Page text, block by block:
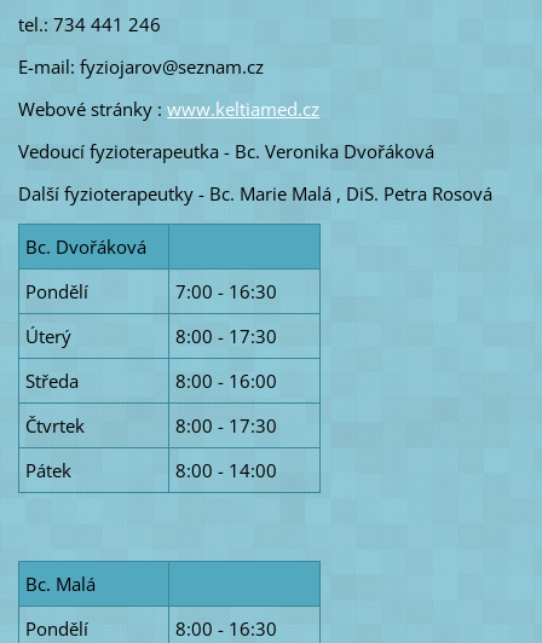
tel.: 734 441 246
E-mail: fyziojarov@seznam.cz
Webové stránky : www.keltiamed.cz
Vedoucí fyzioterapeutka - Bc. Veronika Dvořáková
Další fyzioterapeutky - Bc. Marie Malá , DiS. Petra Rosová
Bc. Dvořáková
Pondělí
7:00 - 16:30
Úterý
8:00 - 17:30
Středa
8:00 - 16:00
Čtvrtek
8:00 - 17:30
Pátek
8:00 - 14:00
Bc. Malá
Pondělí
8:00 - 16:30